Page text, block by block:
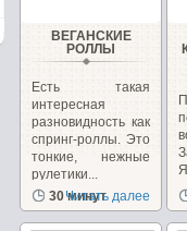
ВЕГАНСКИЕ
РОЛЛЫ
Есть такая
интересная
разновидность как
спринг-роллы. Это
тонкие, нежные
рулетики...
30 минут
Читать далее